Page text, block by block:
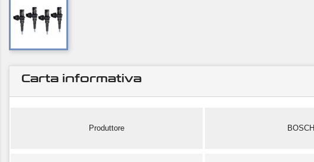
Carta informativa
Produttore BOSCH